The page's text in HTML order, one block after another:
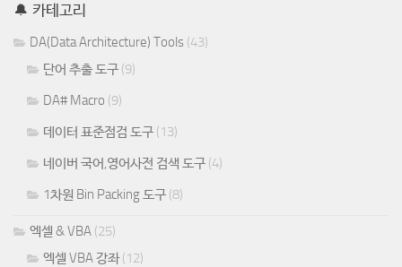
🔔 카테고리
DA(Data Architecture) Tools (43)
단어 추출 도구 (9)
DA# Macro (9)
데이터 표준점검 도구 (13)
네이버 국어,영어사전 검색 도구 (4)
1차원 Bin Packing 도구 (8)
엑셀 & VBA (25)
엑셀 VBA 강좌(12)